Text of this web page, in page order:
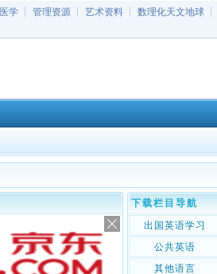
医学 ┆ 管理资源 ┆ 艺术资料 ┆ 数理化天文地球 ┆
下载栏目导航
出国英语学习
公共英语
其他语言